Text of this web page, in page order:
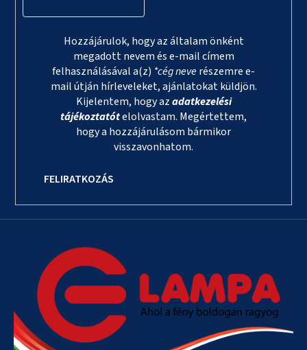
Hozzájárulok, hogy az általam önként
megadott nevem és e-mail címem
felhasználásával a(z) *cég neverészemre e-
mail útján hírleveleket, ajánlatokat küldjön.
Kijelentem, hogy azadatkezelési
tájékoztatótelolvastam. Megértettem,
hogy a hozzájárulásom bármikor
visszavonhatom.
FELIRATKOZÁS